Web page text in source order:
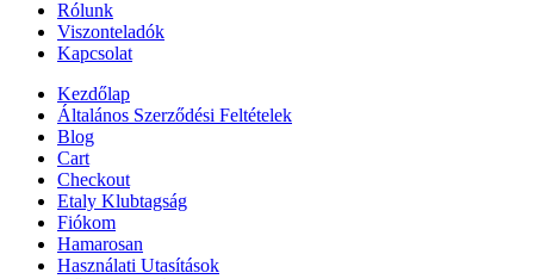
Rólunk
Viszonteladók
Kapcsolat
Kezdőlap
Általános Szerződési Feltételek
Blog
Cart
Checkout
Etaly Klubtagság
Fiókom
Hamarosan
Használati Utasítások